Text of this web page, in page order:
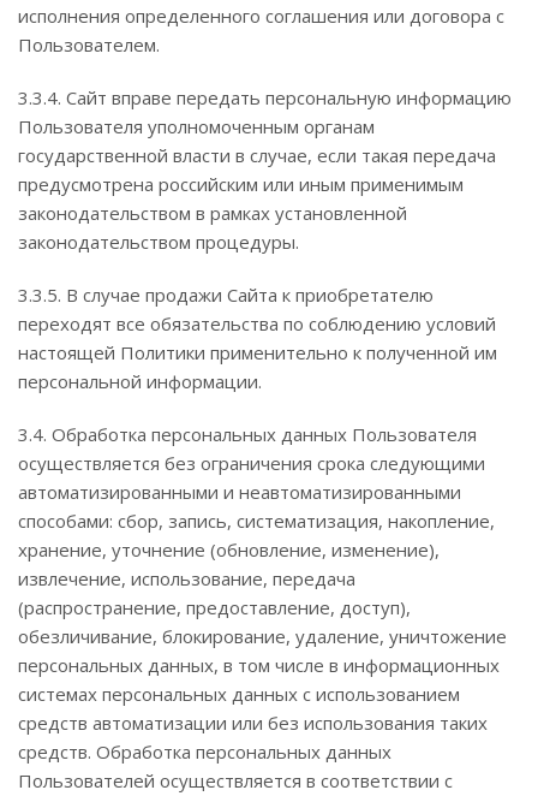
исполнения определенного соглашения или договора с
Пользователем.
3.3.4. Сайт вправе передать персональную информацию
Пользователя уполномоченным органам
государственной власти в случае, если такая передача
предусмотрена российским или иным применимым
законодательством в рамках установленной
законодательством процедуры.
3.3.5. В случае продажи Сайта к приобретателю
переходят все обязательства по соблюдению условий
настоящей Политики применительно к полученной им
персональной информации.
3.4. Обработка персональных данных Пользователя
осуществляется без ограничения срока следующими
автоматизированными и неавтоматизированными
способами: сбор, запись, систематизация, накопление,
хранение, уточнение (обновление, изменение),
извлечение, использование, передача
(распространение, предоставление, доступ),
обезличивание, блокирование, удаление, уничтожение
персональных данных, в том числе в информационных
системах персональных данных с использованием
средств автоматизации или без использования таких
средств. Обработка персональных данных
Пользователей осуществляется в соответствии с